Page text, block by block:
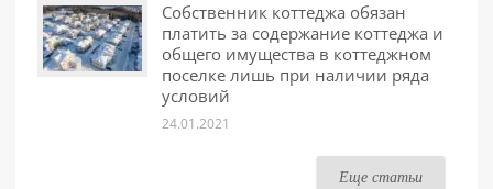
Собственник коттеджа обязан
платить за содержание коттеджа и
общего имущества в коттеджном
поселке лишь при наличии ряда
условий
24.01.2021
Еще статьи